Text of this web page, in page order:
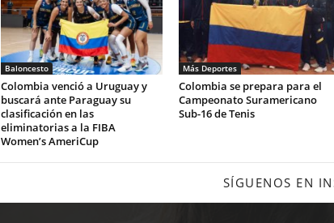
Baloncesto
Colombia venció a Uruguay y
buscará ante Paraguay su
clasificación en las
eliminatorias a la FIBA
Women’s AmeriCup
Más Deportes
Colombia se prepara para el
Campeonato Suramericano
Sub-16 de Tenis
SÍGUENOS EN